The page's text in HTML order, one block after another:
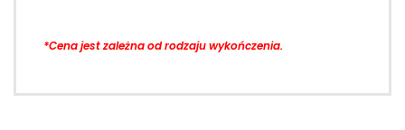
*Cena jest zależna od rodzaju wykończenia.